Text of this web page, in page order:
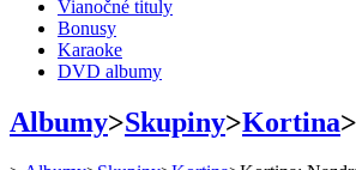
Vianočné tituly
Bonusy
Karaoke
DVD albumy
Albumy>Skupiny>Kortina>